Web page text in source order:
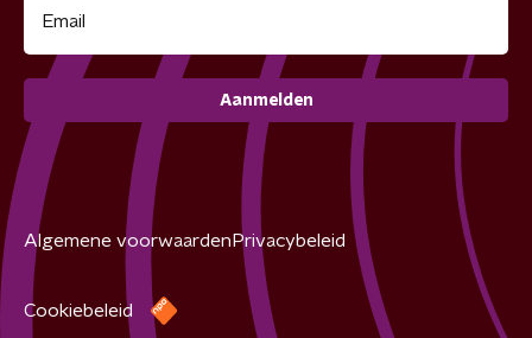
Aanmelden
Algemene voorwaardenPrivacybeleid
Cookiebeleid